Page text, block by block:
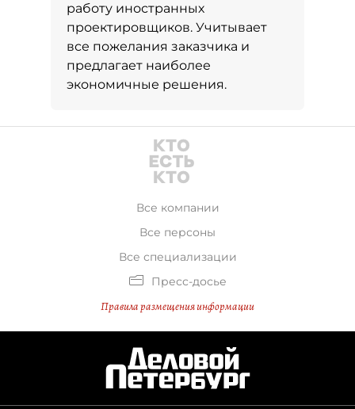
работу иностранных
проектировщиков. Учитывает
все пожелания заказчика и
предлагает наиболее
экономичные решения.
Все компании
Все персоны
Все специализации
Пресс-досье
Правила размещения информации